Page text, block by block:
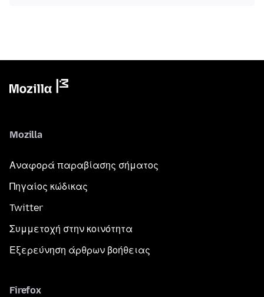
Mozilla
Αναφορά παραβίασης σήματος
Πηγαίος κώδικας
Twitter
Συμμετοχή στην κοινότητα
Εξερεύνηση άρθρων βοήθειας
Firefox